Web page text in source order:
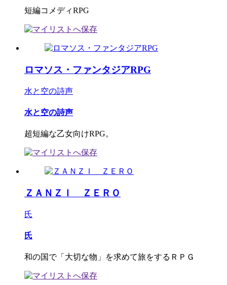
短編コメディRPG
ロマソス・ファンタジアRPG
水と空の詩声
水と空の詩声
超短編な乙女向けRPG。
ＺＡＮＺＩ ＺＥＲＯ
氏
氏
和の国で「大切な物」を求めて旅をするＲＰＧ